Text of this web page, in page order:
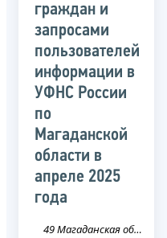
граждан и
запросами
пользователей
информации в
УФНС России
по
Магаданской
области в
апреле 2025
года
49 Магаданская область